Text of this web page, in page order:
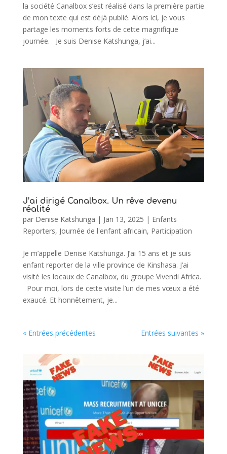
la société Canalbox s’est réalisé dans la première partie
de mon texte qui est déjà publié. Alors ici, je vous
partage les moments forts de cette magnifique
journée. Je suis Denise Katshunga, j’ai...
J’ai dirigé Canalbox. Un rêve devenu
réalité
par Denise Katshunga | Jan 13, 2025 | Enfants
Reporters, Journée de l'enfant africain, Participation
Je m’appelle Denise Katshunga. J’ai 15 ans et je suis
enfant reporter de la ville province de Kinshasa. J’ai
visité les locaux de Canalbox, du groupe Vivendi Africa.
Pour moi, lors de cette visite l’un de mes vœux a été
exaucé. Et honnêtement, je...
« Entrées précédentes Entrées suivantes »